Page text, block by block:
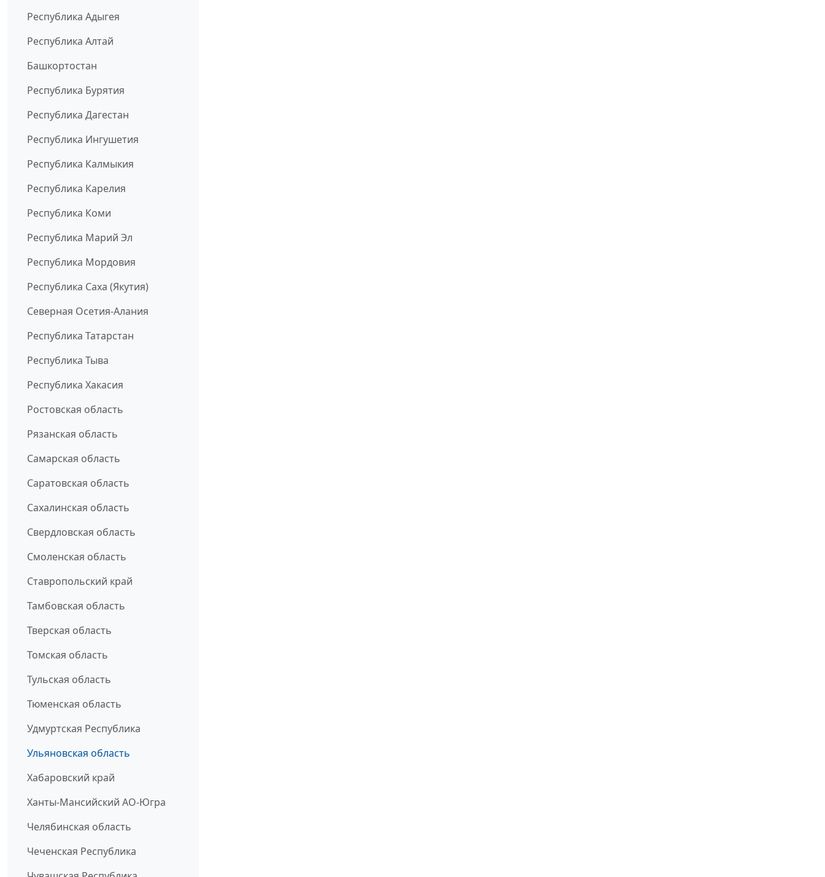
Республика Адыгея
Республика Алтай
Башкортостан
Республика Бурятия
Республика Дагестан
Республика Ингушетия
Республика Калмыкия
Республика Карелия
Республика Коми
Республика Марий Эл
Республика Мордовия
Республика Саха (Якутия)
Северная Осетия-Алания
Республика Татарстан
Республика Тыва
Республика Хакасия
Ростовская область
Рязанская область
Самарская область
Саратовская область
Сахалинская область
Свердловская область
Смоленская область
Ставропольский край
Тамбовская область
Тверская область
Томская область
Тульская область
Тюменская область
Удмуртская Республика
Ульяновская область
Хабаровский край
Ханты-Мансийский АО-Югра
Челябинская область
Чеченская Республика